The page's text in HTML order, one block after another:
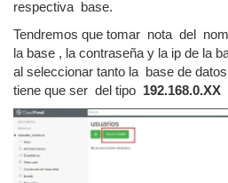
respectiva base.
Tendremos que tomar nota del
la base , la contraseña y la ip de la
al seleccionar tanto la base de
tiene que ser del tipo 192.168.0.XX